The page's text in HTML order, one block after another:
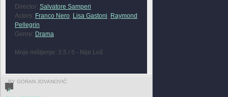
Director: Salvatore Samperi
Actors: Franco Nero, Lisa Gastoni Raymond
Pellegrin
Genre: Drama
Moje mišljenje: 3.5 / 5 - Nije Loš
BY GORAN JOVANOVIĆ
0